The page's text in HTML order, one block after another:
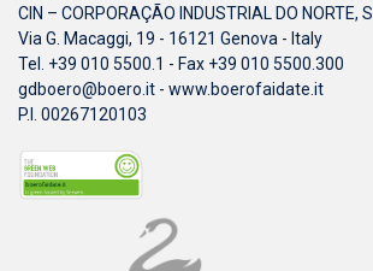
CIN – CORPORAÇÃO INDUSTRIAL DO NORTE,
Via G. Macaggi, 19 - 16121 Genova - Italy
Tel. +39 010 5500.1 - Fax +39 010 5500.300
gdboero@boero.it - www.boerofaidate.it
P.I. 00267120103